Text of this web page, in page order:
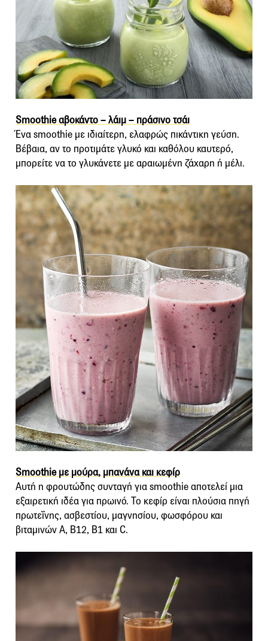
Smoothie αβοκάντο – λάιμ – πράσινο τσάι
Ένα smoothie με ιδιαίτερη, ελαφρώς πικάντικη γεύση.
Βέβαια, αν το προτιμάτε γλυκό και καθόλου καυτερό,
μπορείτε να το γλυκάνετε με αραιωμένη ζάχαρη ή μέλι.
Smoothie με μούρα, μπανάνα και κεφίρ
Αυτή η φρουτώδης συνταγή για smoothie αποτελεί μια
εξαιρετική ιδέα για πρωινό. Το κεφίρ είναι πλούσια πηγή
πρωτεΐνης, ασβεστίου, μαγνησίου, φωσφόρου και
βιταμινών Α, Β12, Β1 και C.